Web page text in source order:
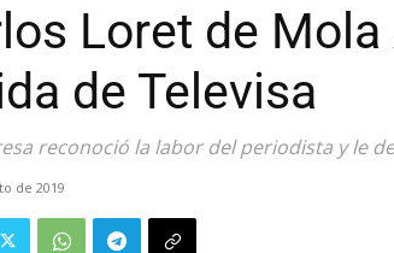
Loret de
de Televisa
reconoció la labor del periodista y le
de 2019